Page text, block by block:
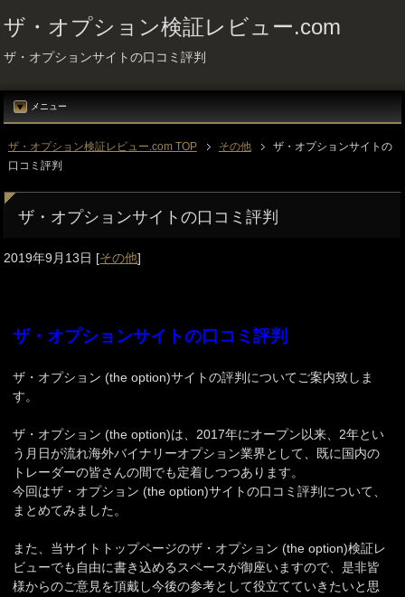
ザ・オプション検証レビュー.com
ザ・オプションサイトの口コミ評判
メニュー
ザ・オプション検証レビュー.com TOP その他
ザ・オプションサイトの
口コミ評判
ザ・オプションサイトの口コミ評判
2019年9月13日 [その他]
ザ・オプションサイトの口コミ評判
ザ・オプション (the option)サイトの評判についてご案内致しま
す。
ザ・オプション (the option)は、2017年にオープン以来、2年とい
う月日が流れ海外バイナリーオプション業界として、既に国内の
トレーダーの皆さんの間でも定着しつつあります。
今回はザ・オプション (the option)サイトの口コミ評判について、
まとめてみました。
また、当サイトトップページのザ・オプション (the option)検証レ
ビューでも自由に書き込めるスペースが御座いますので、是非皆
様からのご意見を頂戴し今後の参考として役立てていきたいと思